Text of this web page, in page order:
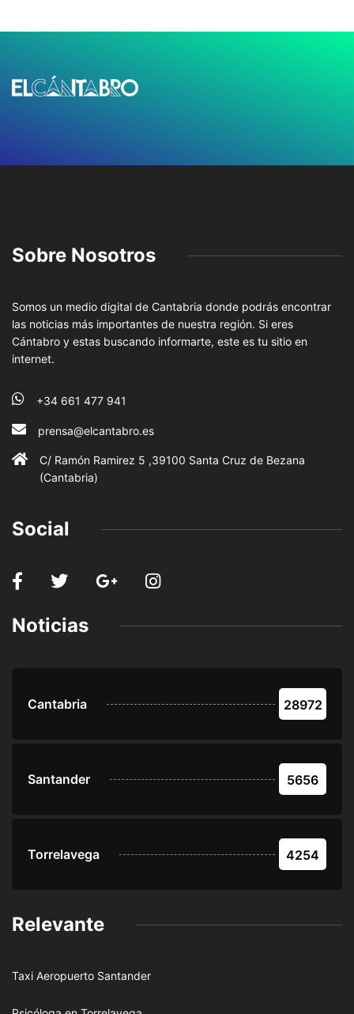
Sobre Nosotros
Somos un medio digital de Cantabria donde podrás encontrar
las noticias más importantes de nuestra región. Si eres
Cántabro y estas buscando informarte, este es tu sitio en
internet.
+34 661 477 941
prensa@elcantabro.es
C/ Ramón Ramirez 5 ,39100 Santa Cruz de Bezana
(Cantabria)
Social
Noticias
Cantabria 28972
Santander 5656
Torrelavega 4254
Relevante
Taxi Aeropuerto Santander